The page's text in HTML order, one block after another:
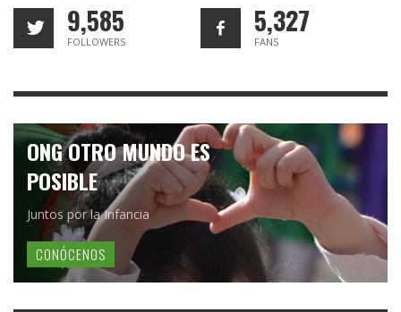
9,585
FOLLOWERS
5,327
FANS
ONG OTRO MUNDO ES
POSIBLE
Juntos por la Infancia
CONÓCENOS